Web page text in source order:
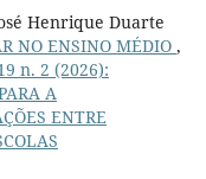
Henrique Duarte
NO ENSINO MÉDIO ,
n. 2 (2026):
A
ENTRE